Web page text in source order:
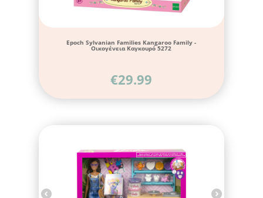
Epoch Sylvanian Families Kangaroo Family -
Οικογένεια Καγκουρό 5272
€29.99